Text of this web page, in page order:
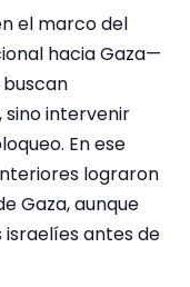
el marco del
hacia Gaza—
buscan
sino intervenir
En ese
lograron
Gaza, aunque
antes de